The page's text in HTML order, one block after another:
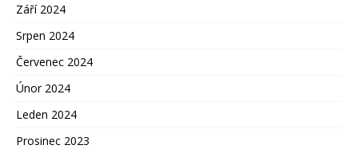
Září 2024
Srpen 2024
Červenec 2024
Únor 2024
Leden 2024
Prosinec 2023